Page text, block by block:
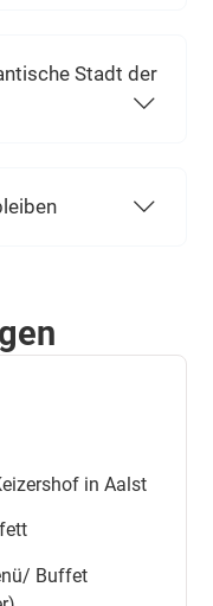
Stadt der
in Aalst
Buffet